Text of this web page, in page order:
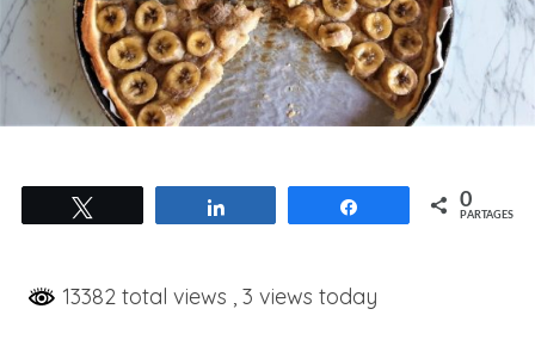
Partagez 0
PARTAGES
13382 total views , 3 views today